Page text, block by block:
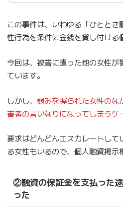
この事件は、いわゆる「ひとと
性行為を条件に金銭を貸し付ける
今回は、被害に遭った他の女性
ています。
しかし、 弱みを握られた女性のな
害者の言いなりになってしまうケ
要求はどんどんエスカレートし
る女性もいるので、個人融資掲示
②融資の保証金を支払った
った